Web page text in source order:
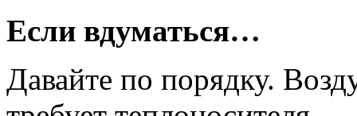
Если вдуматься…
Давайте по порядку.